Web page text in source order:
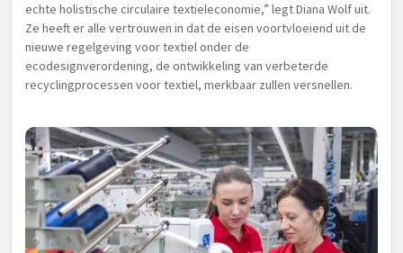
echte holistische circulaire textieleconomie,” legt Diana Wolf uit.
Ze heeft er alle vertrouwen in dat de eisen voortvloeiend uit de
nieuwe regelgeving voor textiel onder de
ecodesignverordening, de ontwikkeling van verbeterde
recyclingprocessen voor textiel, merkbaar zullen versnellen.